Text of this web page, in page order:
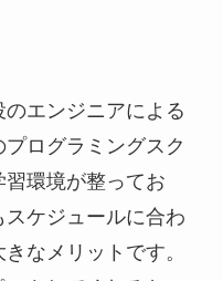
エンジニアによる
ログラミングスク
環境が整ってお
スケジュールに合わ
なメリットです。